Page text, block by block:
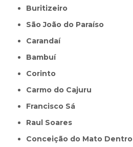
Buritizeiro
São João do Paraíso
Carandaí
Bambuí
Corinto
Carmo do Cajuru
Francisco Sá
Raul Soares
Conceição do Mato Dentro